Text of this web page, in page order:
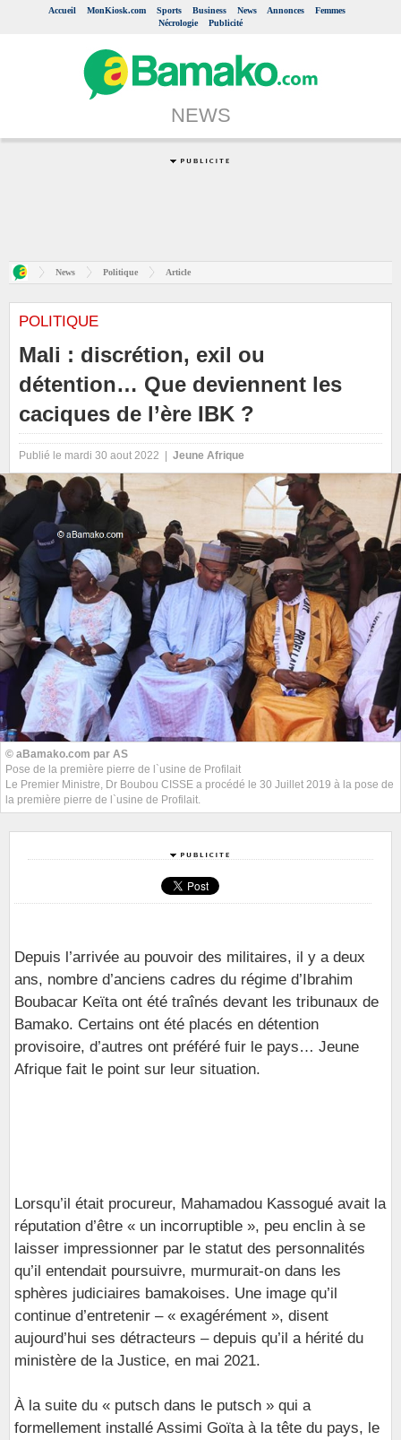
Accueil MonKiosk.com Sports Business News Annonces
Femmes
Nécrologie
Publicité
NEWS
News Politique Article
POLITIQUE
Mali : discrétion, exil ou
détention… Que deviennent les
caciques de l’ère IBK ?
Publié le mardi 30 aout 2022 | Jeune Afrique
© aBamako.com par AS
Pose de la première pierre de l`usine de Profilait
Le Premier Ministre, Dr Boubou CISSE a procédé le 30 Juillet 2019 à la pose de
la première pierre de l`usine de Profilait.
Depuis l’arrivée au pouvoir des militaires, il y a deux
ans, nombre d’anciens cadres du régime d’Ibrahim
Boubacar Keïta ont été traînés devant les tribunaux de
Bamako. Certains ont été placés en détention
provisoire, d’autres ont préféré fuir le pays… Jeune
Afrique fait le point sur leur situation.
Lorsqu’il était procureur, Mahamadou Kassogué avait la
réputation d’être « un incorruptible », peu enclin à se
laisser impressionner par le statut des personnalités
qu’il entendait poursuivre, murmurait-on dans les
sphères judiciaires bamakoises. Une image qu’il
continue d’entretenir – « exagérément », disent
aujourd’hui ses détracteurs – depuis qu’il a hérité du
ministère de la Justice, en mai 2021.
À la suite du « putsch dans le putsch » qui a
formellement installé Assimi Goïta à la tête du pays, le